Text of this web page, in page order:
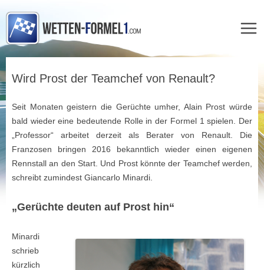
springen
Wird Prost der Teamchef von Renault?
Seit Monaten geistern die Gerüchte umher, Alain Prost würde
bald wieder eine bedeutende Rolle in der Formel 1 spielen. Der
„Professor“ arbeitet derzeit als Berater von Renault. Die
Franzosen bringen 2016 bekanntlich wieder einen eigenen
Rennstall an den Start. Und Prost könnte der Teamchef werden,
schreibt zumindest Giancarlo Minardi.
„Gerüchte deuten auf Prost hin“
Minardi
schrieb
kürzlich